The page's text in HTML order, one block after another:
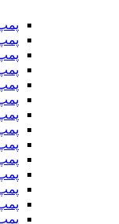
پمپ
پمپ
پمپ